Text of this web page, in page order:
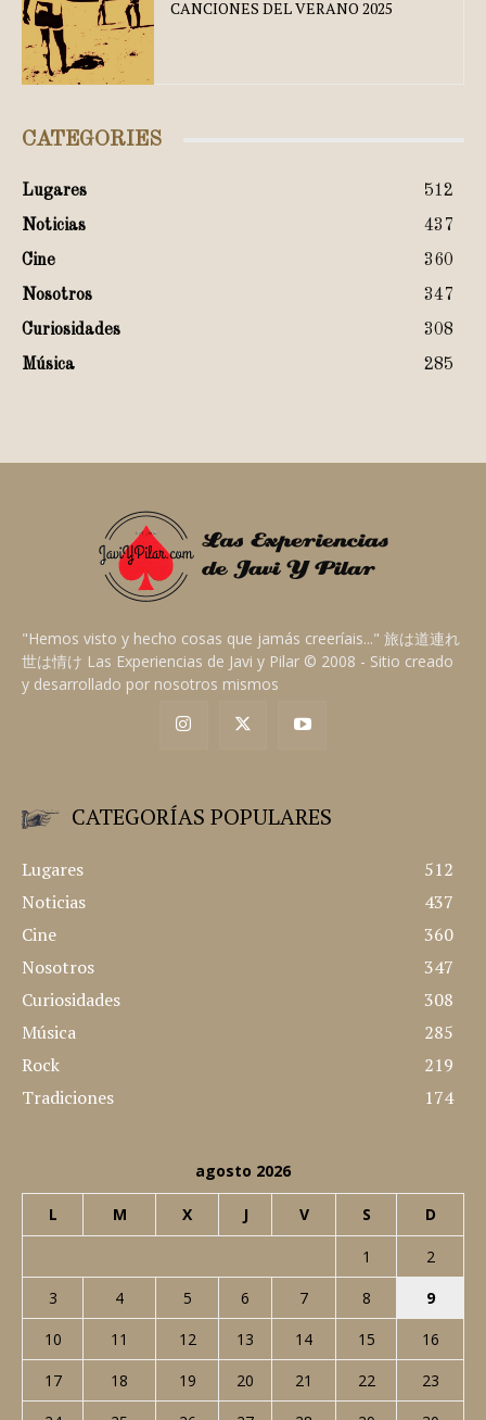
CANCIONES DEL VERANO 2025
CATEGORIES
Lugares
512
Noticias
437
Cine
360
Nosotros
347
Curiosidades
308
Música
285
"Hemos visto y hecho cosas que jamás creeríais..." 旅は道連れ
世は情け Las Experiencias de Javi y Pilar © 2008 - Sitio creado
y desarrollado por nosotros mismos
CATEGORÍAS POPULARES
Lugares
512
Noticias
437
Cine
360
Nosotros
347
Curiosidades
308
Música
285
Rock
219
Tradiciones
174
agosto 2026
L M X J V S D
1
2
3
4 5 6 7 8
9
10
11 12 13 14 15
16
17
18 19 20 21 22
23